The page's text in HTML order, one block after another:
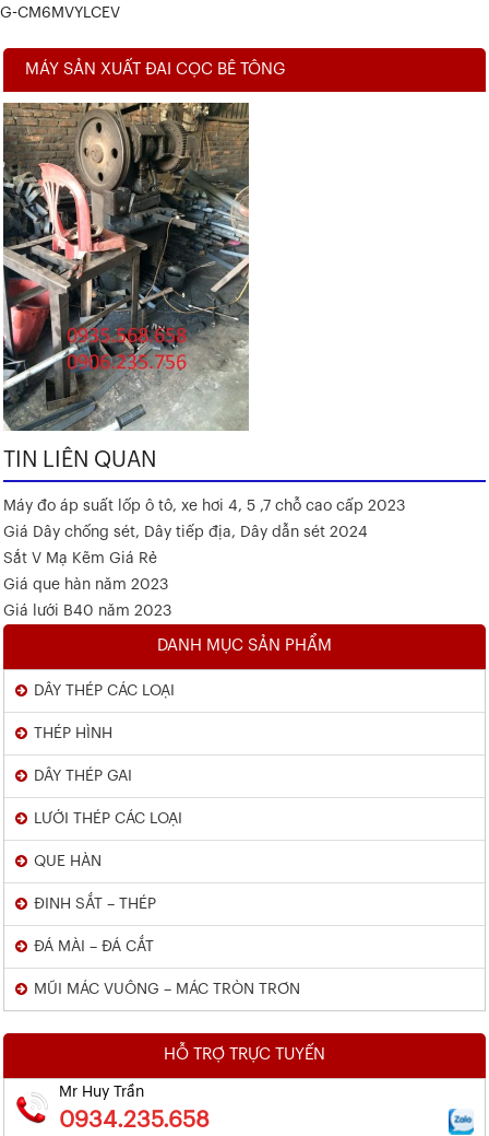
G-CM6MVYLCEV
MÁY SẢN XUẤT ĐAI CỌC BÊ TÔNG
TIN LIÊN QUAN
Máy đo áp suất lốp ô tô, xe hơi 4, 5 ,7 chỗ cao cấp 2023
Giá Dây chống sét, Dây tiếp địa, Dây dẫn sét 2024
Sắt V Mạ Kẽm Giá Rẻ
Giá que hàn năm 2023
Giá lưới B40 năm 2023
DANH MỤC SẢN PHẨM
DÂY THÉP CÁC LOẠI
THÉP HÌNH
DÂY THÉP GAI
LƯỚI THÉP CÁC LOẠI
QUE HÀN
ĐINH SẮT – THÉP
ĐÁ MÀI – ĐÁ CẮT
MŨI MÁC VUÔNG – MÁC TRÒN TRƠN
HỖ TRỢ TRỰC TUYẾN
Mr Huy Trần
0934.235.658